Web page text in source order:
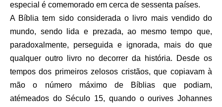
especial é comemorado em cerca de sessenta países.
A Bíblia tem sido considerada o livro mais vendido do
mundo, sendo lida e prezada, ao mesmo tempo que,
paradoxalmente, perseguida e ignorada, mais do que
qualquer outro livro no decorrer da história. Desde os
tempos dos primeiros zelosos cristãos, que copiavam à
mão o número máximo de Bíblias que podiam,
atémeados do Século 15, quando oourives Johannes